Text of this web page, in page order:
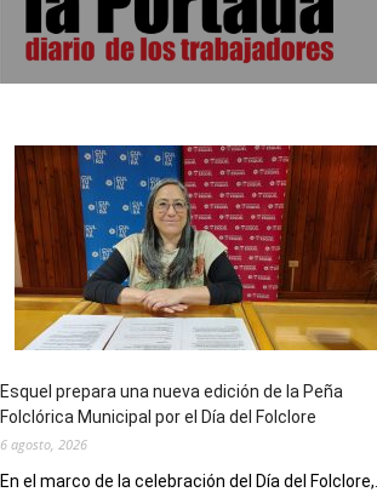
Esquel prepara una nueva edición de la Peña
Folclórica Municipal por el Día del Folclore
6 agosto, 2026
En el marco de la celebración del Día del Folclore,...